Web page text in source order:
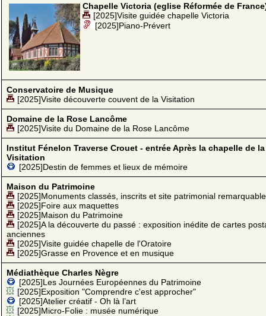
Chapelle Victoria (eglise Réformée de
[2025]Visite guidée chapelle Victoria
[2025]Piano-Prévert
Conservatoire de Musique
[2025]Visite découverte couvent de la Visitation
Domaine de la Rose Lancôme
[2025]Visite du Domaine de la Rose Lancôme
Institut Fénelon Traverse Crouet - entrée Après la chapelle de la
Visitation
[2025]Destin de femmes et lieux de mémoire
Maison du Patrimoine
[2025]Monuments classés, inscrits et site patrimonial remarquable
[2025]Foire aux maquettes
[2025]Maison du Patrimoine
[2025]A la découverte du passé : exposition inédite de cartes
anciennes
[2025]Visite guidée chapelle de l'Oratoire
[2025]Grasse en Provence et en musique
Médiathèque Charles Nègre
[2025]Les Journées Européennes du Patrimoine
[2025]Exposition "Comprendre c'est approcher"
[2025]Atelier créatif - Oh là l’art
[2025]Micro-Folie : musée numérique